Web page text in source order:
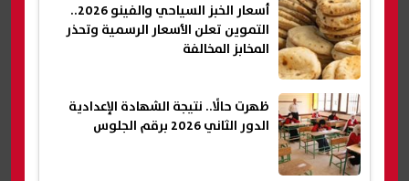
أسعار الخبز السياحي والفينو 2026..
التموين تعلن الأسعار الرسمية وتحذر
المخابز المخالفة
ظهرت حالًا.. نتيجة الشهادة الإعدادية
الدور الثاني 2026 برقم الجلوس